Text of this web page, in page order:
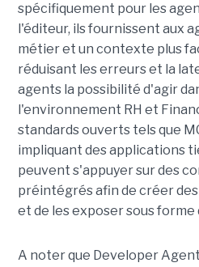
spécifiquement pour les
l'éditeur, ils fournissent aux
métier et un contexte plus
réduisant les erreurs et la
agents la possibilité d'agir
l'environnement RH et
standards ouverts tels que
impliquant des applications
peuvent s'appuyer sur des
préintégrés afin de créer
et de les exposer sous forme
A noter que Developer